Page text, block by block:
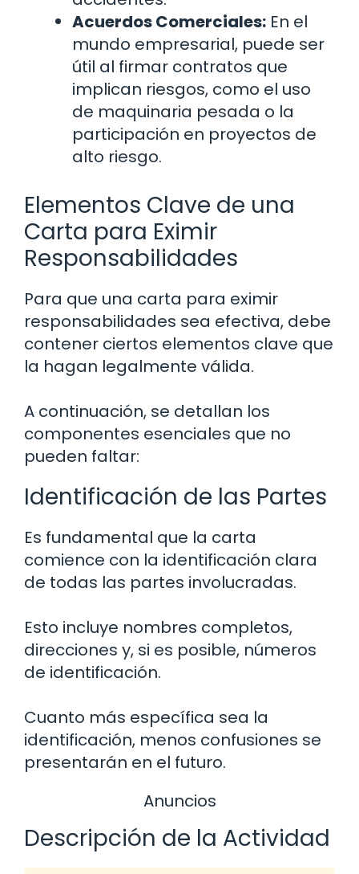
Acuerdos Comerciales: En el
mundo empresarial, puede ser
útil al firmar contratos que
implican riesgos, como el uso
de maquinaria pesada o la
participación en proyectos de
alto riesgo.
Elementos Clave de una
Carta para Eximir
Responsabilidades
Para que una carta para eximir
responsabilidades sea efectiva, debe
contener ciertos elementos clave que
la hagan legalmente válida.
A continuación, se detallan los
componentes esenciales que no
pueden faltar:
Identificación de las Partes
Es fundamental que la carta
comience con la identificación clara
de todas las partes involucradas.
Esto incluye nombres completos,
direcciones y, si es posible, números
de identificación.
Cuanto más específica sea la
identificación, menos confusiones se
presentarán en el futuro.
Anuncios
Descripción de la Actividad